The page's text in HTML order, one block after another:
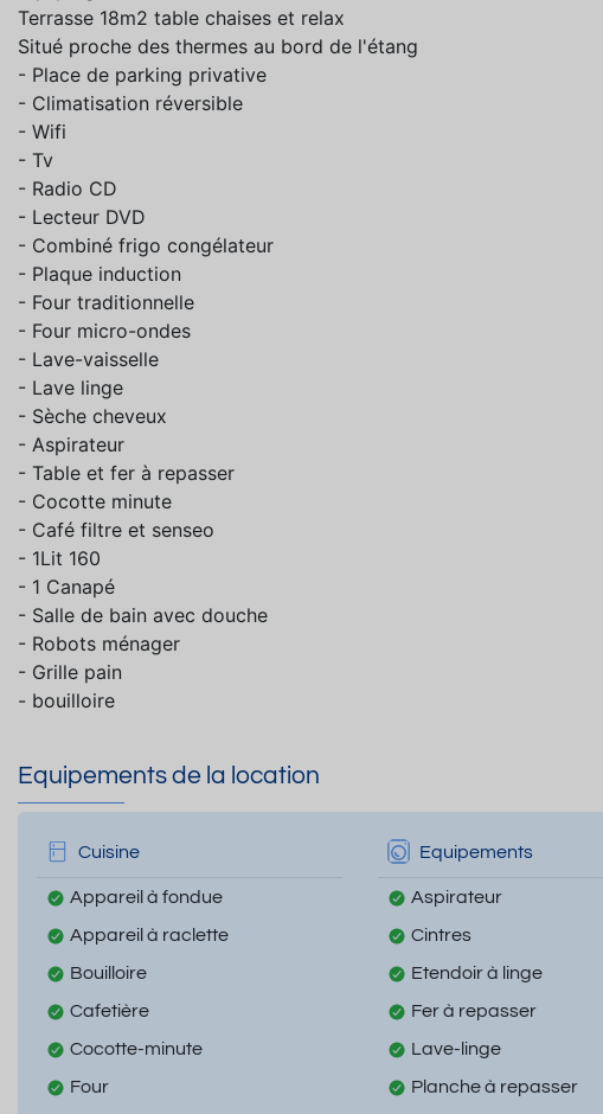
Terrasse 18m2 table chaises et relax
Situé proche des thermes au bord de l'étang
- Place de parking privative
- Climatisation réversible
- Wifi
- Tv
- Radio CD
- Lecteur DVD
- Combiné frigo congélateur
- Plaque induction
- Four traditionnelle
- Four micro-ondes
- Lave-vaisselle
- Lave linge
- Sèche cheveux
- Aspirateur
- Table et fer à repasser
- Cocotte minute
- Café filtre et senseo
- 1Lit 160
- 1 Canapé
- Salle de bain avec douche
- Robots ménager
- Grille pain
- bouilloire
Equipements de la location
Cuisine
Appareil à fondue
Appareil à raclette
Bouilloire
Cafetière
Cocotte-minute
Four
Equipements
Aspirateur
Cintres
Etendoir à linge
Fer à repasser
Lave-linge
Planche à repasser